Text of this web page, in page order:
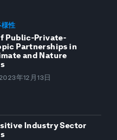
様性
Public-Private-
Partnerships in
and Nature
2023年12月13日
Industry Sector